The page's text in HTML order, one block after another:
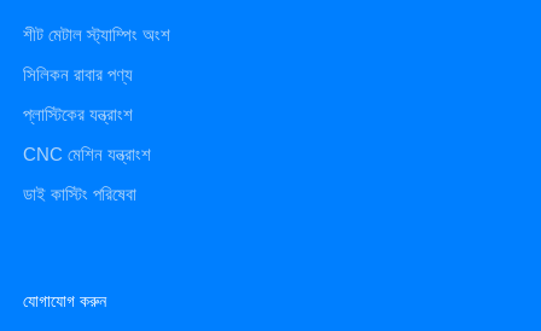
শীট মেটাল স্ট্যাম্পিং অংশ
সিলিকন রাবার পণ্য
প্লাস্টিকের যন্ত্রাংশ
CNC মেশিন যন্ত্রাংশ
ডাই কাস্টিং পরিষেবা
যোগাযোগ করুন